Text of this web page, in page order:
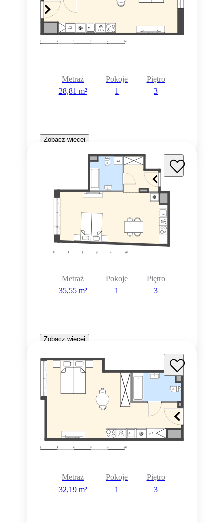
Metraż
28,81 m²
Pokoje
1
Piętro
3
Zobacz więcej
Metraż
35,55 m²
Pokoje
1
Piętro
3
Zobacz więcej
Metraż
32,19 m²
Pokoje
1
Piętro
3